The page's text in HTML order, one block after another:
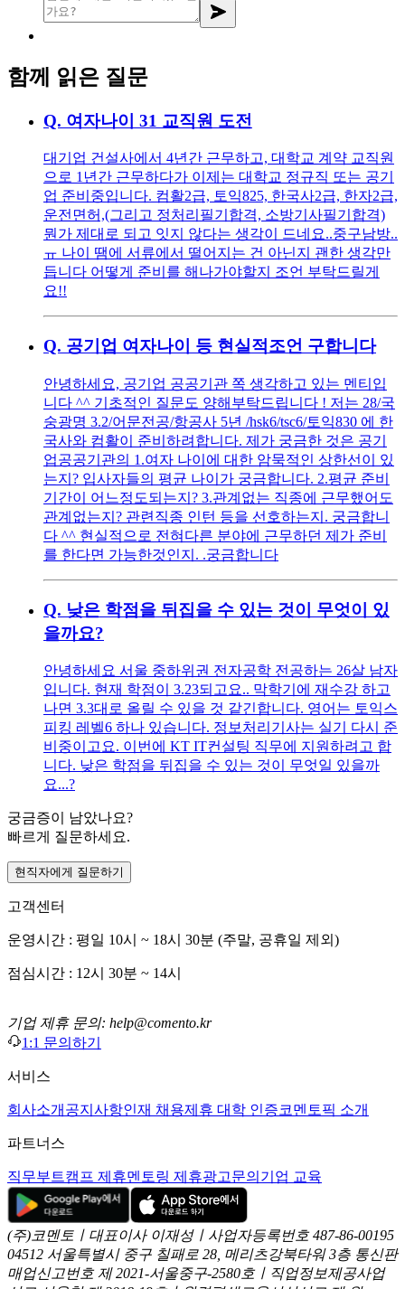
함께 읽은 질문
Q. 여자나이 31 교직원 도전
대기업 건설사에서 4년간 근무하고, 대학교 계약 교직원
으로 1년간 근무하다가 이제는 대학교 정규직 또는 공기
업 준비중입니다. 컴활2급, 토익825, 한국사2급, 한자2급,
운전면허,(그리고 정처리필기합격, 소방기사필기합격)
뭔가 제대로 되고 잇지 않다는 생각이 드네요..중구남방..
ㅠ 나이 땜에 서류에서 떨어지는 건 아닌지 괜한 생각만
듭니다 어떻게 준비를 해나가야할지 조언 부탁드릴게
요!!
Q. 공기업 여자나이 등 현실적조언 구합니다
안녕하세요, 공기업 공공기관 쪽 생각하고 있는 멘티입
니다 ^^ 기초적인 질문도 양해부탁드립니다 ! 저는 28/국
숭광명 3.2/어문전공/항공사 5년 /hsk6/tsc6/토익830 에 한
국사와 컴활이 준비하려합니다. 제가 궁금한 것은 공기
업공공기관의 1.여자 나이에 대한 암묵적인 상한선이 있
는지? 입사자들의 평균 나이가 궁금합니다. 2.평균 준비
기간이 어느정도되는지? 3.관계없는 직종에 근무했어도
관계없는지? 관련직종 인턴 등을 선호하는지. 궁금합니
다 ^^ 현실적으로 전혀다른 분야에 근무하던 제가 준비
를 한다면 가능한것인지. .궁금합니다
Q. 낮은 학점을 뒤집을 수 있는 것이 무엇이 있
을까요?
안녕하세요 서울 중하위권 전자공학 전공하는 26살 남자
입니다. 현재 학점이 3.23되고요.. 막학기에 재수강 하고
나면 3.3대로 올릴 수 있을 것 같긴합니다. 영어는 토익스
피킹 레벨6 하나 있습니다. 정보처리기사는 실기 다시 준
비중이고요. 이번에 KT IT컨설팅 직무에 지원하려고 합
니다. 낮은 학점을 뒤집을 수 있는 것이 무엇일 있을까
요...?
궁금증이 남았나요?
빠르게 질문하세요.
현직자에게 질문하기
고객센터
운영시간 : 평일 10시 ~ 18시 30분 (주말, 공휴일 제외)
점심시간 : 12시 30분 ~ 14시
기업 제휴 문의: help@comento.kr
1:1 문의하기
서비스
회사소개 공지사항인재 채용제휴 대학 인증코멘토픽 소개
파트너스
직무부트캠프 제휴멘토링 제휴광고문의 기업 교육
(주)코멘토ㅣ대표이사 이재성ㅣ사업자등록번호 487-86-00195
04512 서울특별시 중구 칠패로 28, 메리츠강북타워 3층 통신판
매업신고번호 제 2021-서울중구-2580호ㅣ직업정보제공사업